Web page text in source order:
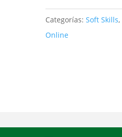
cantidad
Categorías: Soft Skills,
Online